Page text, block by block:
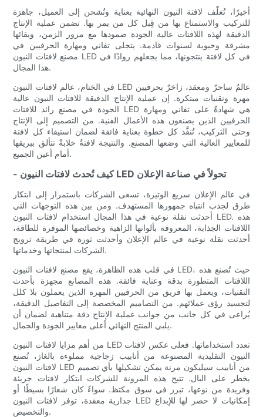
أخيرًا، تُغلّف لافتة النيون النهائية بعناية وتُشحن إلى العميل، جاهزة
للتركيب والاستمتاع بها من قِبل كل من يمر بها. تضمن عملية الإنتاج
الدقيقة لهذه اللافتات عالية الجودة صمودها مع مرور الزمن، وبقائها
مشرقة وحيوية لسنوات قادمة. يتجلى تفاني ومهارة الحرفيين في
مصنع لافتات النيون LED في كل لافتة ينتجونها، مما يجعلهم روادًا في
هذا المجال.
في الختام، عالم لافتات النيون LED عالمٌ ساحرٌ ومعقد، زاخرٌ بحرفيين
مهرة وتقنيات مبتكرة. إن عملية الإنتاج الدقيقة للافتات النيون عالية
الجودة في مصنع رائد للافتات LED هي شهادةٌ على تفاني ومهارة
الحرفيين الذين يصنعون هذه الأعمال الفنية. من التصميم إلى الإنتاج
وحتى التركيب، تُنفَّذ كل خطوة بعناية فائقة لضمان استيفاء كل لافتة
للمعايير العالية التي وضعها المصنع. والنتيجة لافتةٌ خلابةٌ تتألق ببريقها
أمام أعين الجميع.
- كيف تُحدث لافتات النيون LED تحولاً في صناعة الإعلان
في عالم الإعلان سريع الوتيرة، تسعى الشركات باستمرار إلى ابتكار
طرق لجذب انتباه جمهورها المستهدف. ومن بين هذه التوجهات التي
أحدثت نقلة نوعية في هذا المجال استخدام لافتات النيون LED. هذه
اللافتات الجذابة، المعروفة بألوانها الزاهية وخصائصها الموفرة للطاقة،
أحدثت نقلة نوعية في عالم الإعلان وأحدثت ثورة في طريقة ترويج
الشركات لمنتجاتها وخدماتها.
في قلب هذه الظاهرة، يقع مصنع لافتات النيون LED، حيث تُصنع هذه
اللافتات المتطورة بدقة وعناية فائقة. هذه المصانع مجهزة بأحدث
التقنيات، ويعمل بها فريق من الحرفيين المهرة الذين يعملون بلا كلل
لتجسيد رؤى عملائهم. من التصاميم المخصصة إلى التفاصيل الدقيقة،
يُراعى في كل جانب من جوانب عملية الإنتاج دقة متناهية لضمان أن
يلبي المنتج النهائي أعلى معايير الجودة والجمال.
من أهم مزايا لافتات النيون LED تعدد استخداماتها. فعلى عكس لافتات
النيون التقليدية المصنوعة من أنابيب زجاجية مملوءة بالغاز، تُصنع
لافتات النيون LED من أنابيب سيليكون مرنة يمكن تشكيلها بأي تصميم
يخطر على البال. تتيح هذه المرونة للشركات ابتكار لافتات جريئة
وفريدة من نوعها، تبرز في سوق مكتظ. سواءً كان شعارًا بسيطًا أو
جدارية معقدة، توفر لافتات النيون LED إمكانيات لا حصر لها للإبداع
والتخصيص.